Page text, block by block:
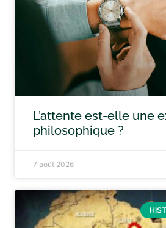
L’attente est-elle une
philosophique ?
7 août 2026